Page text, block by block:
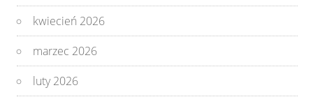
kwiecień 2026
marzec 2026
luty 2026